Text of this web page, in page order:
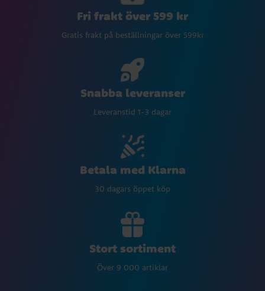
Fri frakt över 599 kr
Gratis frakt på beställningar över 599kr
Snabba leveranser
Leveranstid 1-3 dagar
Betala med Klarna
30 dagars öppet köp
Stort sortiment
Över 9 000 artiklar